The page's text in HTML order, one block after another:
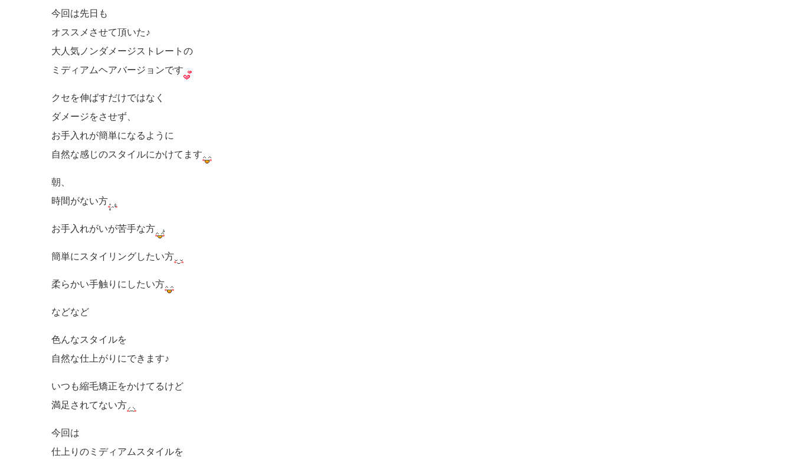
今回は先日も
オススメさせて頂いた♪
大人気ノンダメージストレートの
ミディアムヘアバージョンです
クセを伸ばすだけではなく
ダメージをさせず、
お手入れが簡単になるように
自然な感じのスタイルにかけてます
朝、
時間がない方
お手入れがいが苦手な方
簡単にスタイリングしたい方
柔らかい手触りにしたい方
などなど
色んなスタイルを
自然な仕上がりにできます♪
いつも縮毛矯正をかけてるけど
満足されてない方
今回は
仕上りのミディアムスタイルを